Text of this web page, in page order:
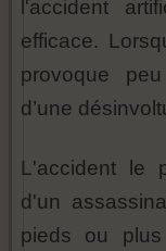
l'accident
efficace.
provoque
d’une
L'accident le
d'un
pieds ou